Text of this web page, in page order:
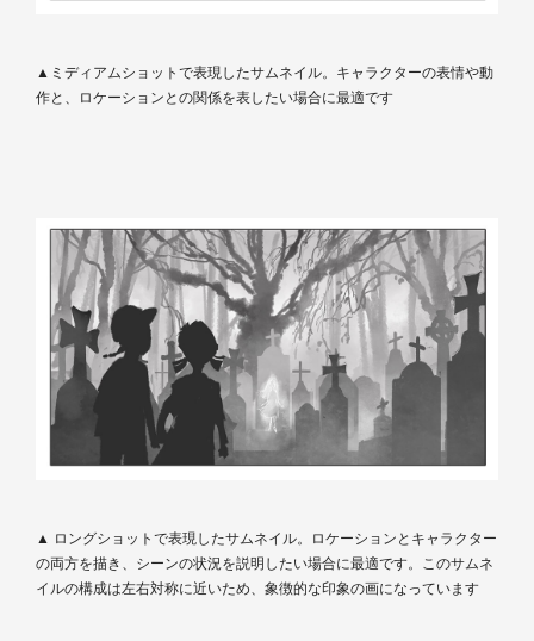
▲ミディアムショットで表現したサムネイル。キャラクターの表情や動
作と、ロケーションとの関係を表したい場合に最適です
▲ ロングショットで表現したサムネイル。ロケーションとキャラクター
の両方を描き、シーンの状況を説明したい場合に最適です。このサムネ
イルの構成は左右対称に近いため、象徴的な印象の画になっています